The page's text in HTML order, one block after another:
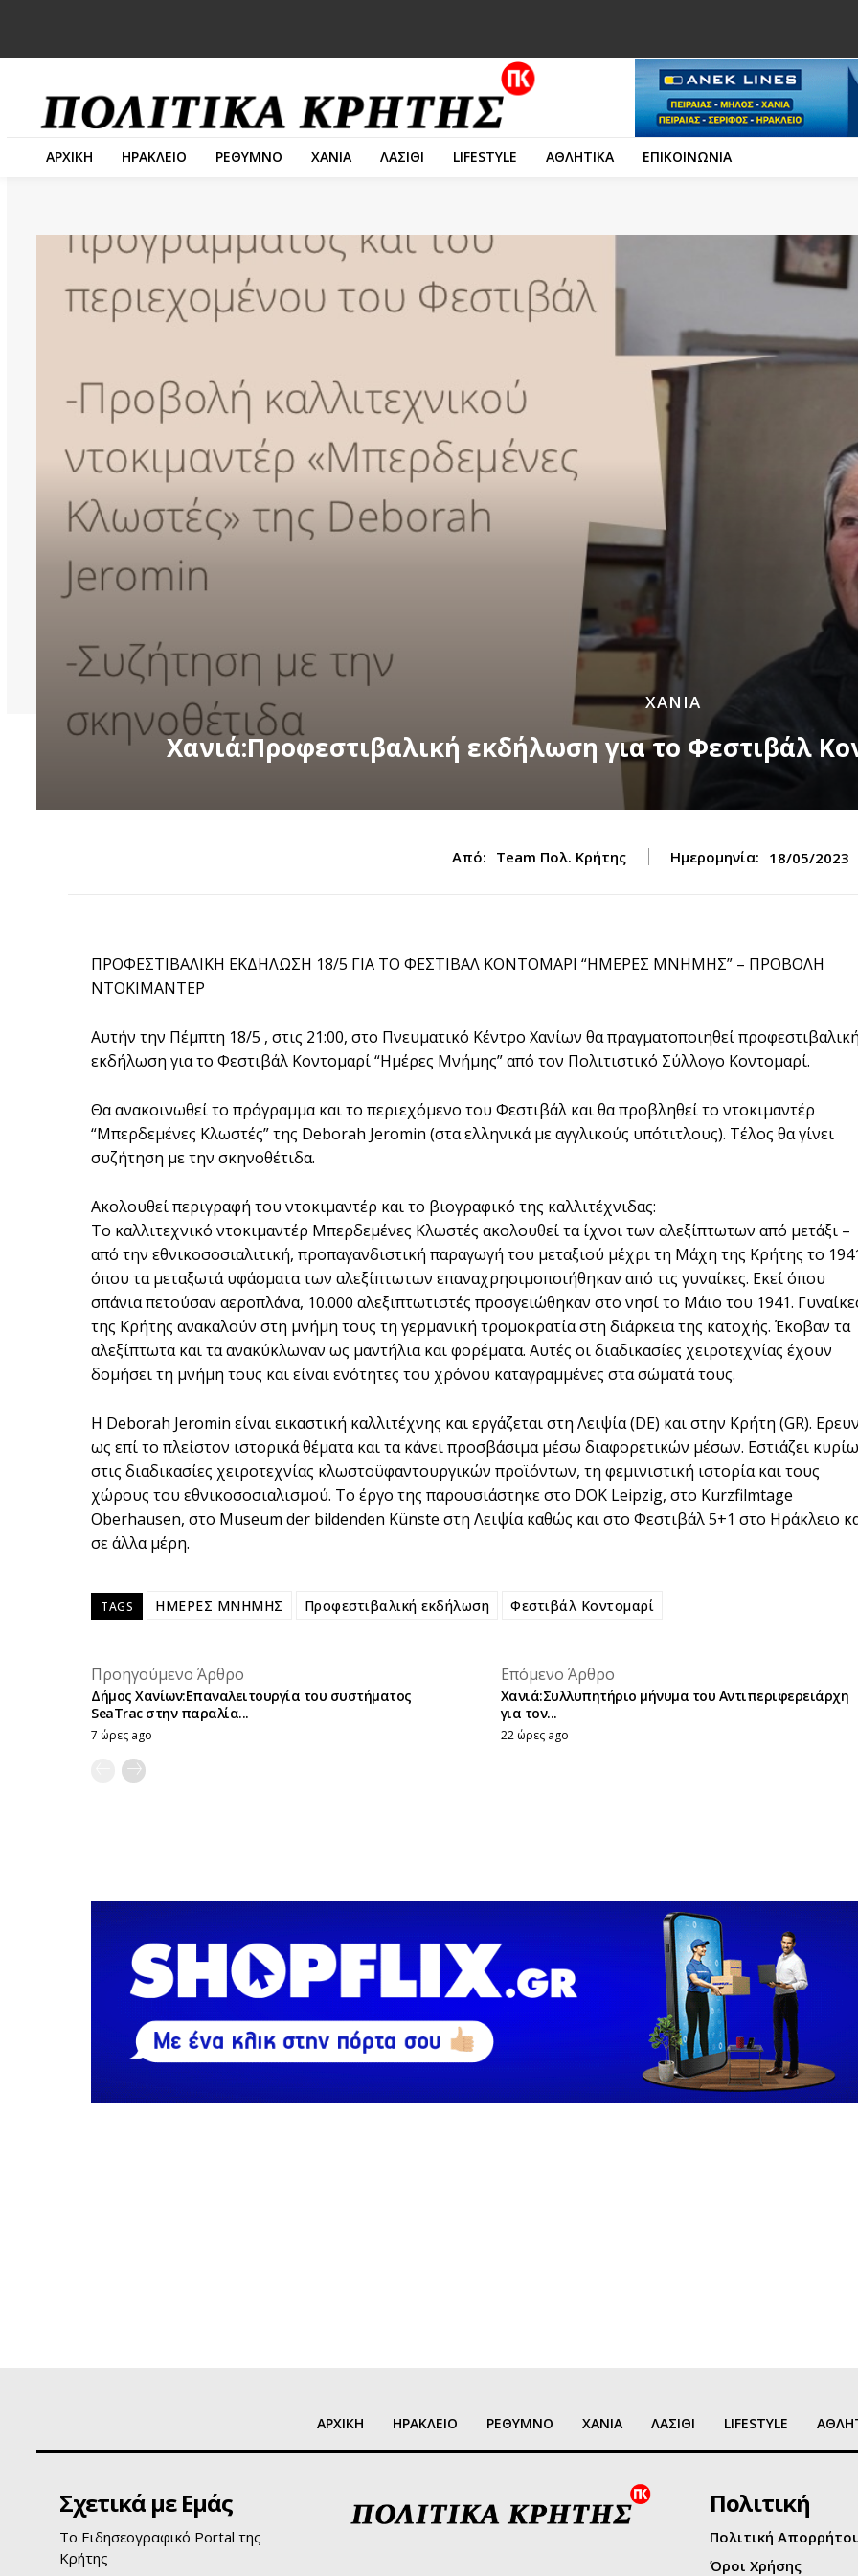
ΑΡΧΙΚΗ ΗΡΑΚΛΕΙΟ ΡΕΘΥΜΝΟ ΧΑΝΙΑ ΛΑΣΙΘΙ LIFESTYLE ΑΘΛΗΤΙΚΑ ΕΠΙΚΟΙΝΩΝΙΑ
ΧΑΝΙΑ
Χανιά:Προφεστιβαλική εκδήλωση για το Φεστιβάλ
Από: Team Πολ. Κρήτης Ημερομηνία: 18/05/2023
ΠΡΟΦΕΣΤΙΒΑΛΙΚΗ ΕΚΔΗΛΩΣΗ 18/5 ΓΙΑ ΤΟ ΦΕΣΤΙΒΑΛ ΚΟΝΤΟΜΑΡΙ “ΗΜΕΡΕΣ ΜΝΗΜΗΣ” – ΠΡΟΒΟΛΗ
ΝΤΟΚΙΜΑΝΤΕΡ
Αυτήν την Πέμπτη 18/5 , στις 21:00, στο Πνευματικό Κέντρο Χανίων θα πραγματοποιηθεί
εκδήλωση για το Φεστιβάλ Κοντομαρί “Ημέρες Μνήμης” από τον Πολιτιστικό Σύλλογο Κοντομαρί.
Θα ανακοινωθεί το πρόγραμμα και το περιεχόμενο του Φεστιβάλ και θα προβληθεί το ντοκιμαντέρ
“Μπερδεμένες Κλωστές” της Deborah Jeromin (στα ελληνικά με αγγλικούς υπότιτλους). Τέλος θα γίνει
συζήτηση με την σκηνοθέτιδα.
Ακολουθεί περιγραφή του ντοκιμαντέρ και το βιογραφικό της καλλιτέχνιδας:
Το καλλιτεχνικό ντοκιμαντέρ Mπερδεμένες Κλωστές ακολουθεί τα ίχνοι των αλεξίπτωτων από μετάξι –
από την εθνικοσοσιαλιτική, προπαγανδιστική παραγωγή του μεταξιού μέχρι τη Μάχη της Κρήτης το
όπου τα μεταξωτά υφάσματα των αλεξίπτωτων επαναχρησιμοποιήθηκαν από τις γυναίκες. Εκεί όπου
σπάνια πετούσαν αεροπλάνα, 10.000 αλεξιπτωτιστές προσγειώθηκαν στο νησί το Μάιο του 1941.
της Κρήτης ανακαλούν στη μνήμη τους τη γερμανική τρομοκρατία στη διάρκεια της κατοχής. Έκοβαν τα
αλεξίπτωτα και τα ανακύκλωναν ως μαντήλια και φορέματα. Αυτές οι διαδικασίες χειροτεχνίας έχουν
δομήσει τη μνήμη τους και είναι ενότητες του χρόνου καταγραμμένες στα σώματά τους.
Η Deborah Jeromin είναι εικαστική καλλιτέχνης και εργάζεται στη Λειψία (DE) και στην Κρήτη (GR).
ως επί το πλείστον ιστορικά θέματα και τα κάνει προσβάσιμα μέσω διαφορετικών μέσων. Εστιάζει
στις διαδικασίες χειροτεχνίας κλωστοϋφαντουργικών προϊόντων, τη φεμινιστική ιστορία και τους
χώρους του εθνικοσοσιαλισμού. Το έργο της παρουσιάστηκε στο DOK Leipzig, στο Kurzfilmtage
Oberhausen, στο Museum der bildenden Künste στη Λειψία καθώς και στο Φεστιβάλ 5+1 στο Ηράκλειο
σε άλλα μέρη.
TAGS ΗΜΕΡΕΣ ΜΝΗΜΗΣ Προφεστιβαλική εκδήλωση Φεστιβάλ Κοντομαρί
Προηγούμενο Άρθρο placeholder text
Επόμενο Άρθρο
Δήμος Χανίων:Επαναλειτουργία του συστήματος
SeaTrac στην παραλία...
7 ώρες ago
Χανιά:Συλλυπητήριο μήνυμα του Αντιπεριφερειάρχη
για τον...
22 ώρες ago
ΑΡΧΙΚΗ ΗΡΑΚΛΕΙΟ ΡΕΘΥΜΝΟ ΧΑΝΙΑ ΛΑΣΙΘΙ LIFESTYLE
Σχετικά με Εμάς
Το Ειδησεογραφικό Portal της
Κρήτης
Πολιτική
Πολιτική
Όροι Χρήσης